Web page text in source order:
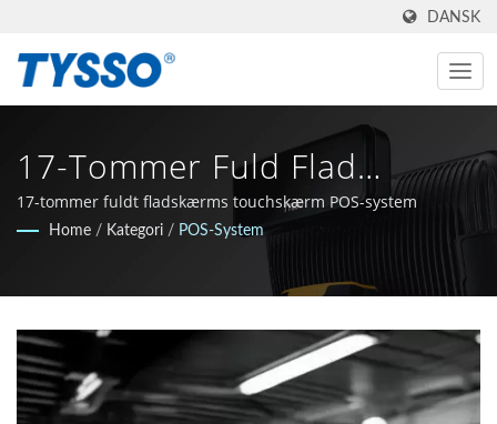
DANSK
17-Tommer Fuld Flad
Berøringsskærm POS-
Terminalhardware | One-
Stop-Shop Til POS & Auto-ID
SolutionSolution Provider |
FAMETECH INC
17-tommer fuldt fladskærms touchskærm POS-system
Home / Kategori / POS-System